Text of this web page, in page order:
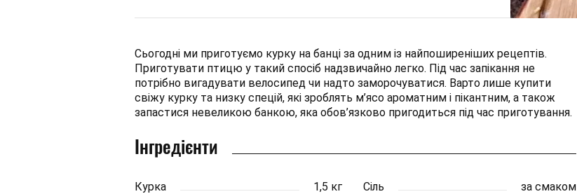
Сьогодні ми приготуємо курку на банці за одним із найпоширеніших рецептів.
Приготувати птицю у такий спосіб надзвичайно легко. Під час запікання не
потрібно вигадувати велосипед чи надто заморочуватися. Варто лише купити
свіжу курку та низку спецій, які зроблять м’ясо ароматним і пікантним, а також
запастися невеликою банкою, яка обов’язково пригодиться під час приготування.
Інгредієнти
Курка 1,5 кг Сіль
за смаком